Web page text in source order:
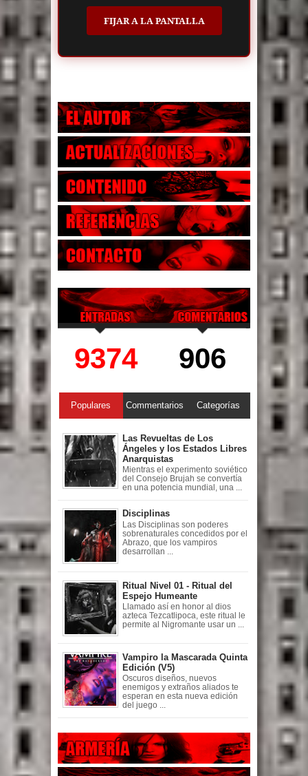
FIJAR A LA PANTALLA
9374 906
Populares Commentarios Categorías
Las Revueltas de Los
Ángeles y los Estados Libres
Anarquistas
Mientras el experimento soviético
del Consejo Brujah se convertía
en una potencia mundial, una ...
Disciplinas
Las Disciplinas son poderes
sobrenaturales concedidos por el
Abrazo, que los vampiros
desarrollan ...
Ritual Nivel 01 - Ritual del
Espejo Humeante
Llamado así en honor al dios
azteca Tezcatlipoca, este ritual le
permite al Nigromante usar un ...
Vampiro la Mascarada Quinta
Edición (V5)
Oscuros diseños, nuevos
enemigos y extraños aliados te
esperan en esta nueva edición
del juego ...